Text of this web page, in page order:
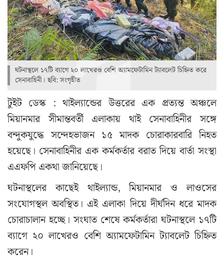
ঘটনাস্থলে ১৭টি ব্যাগে ২০ লাখেরও বেশি অ্যামফেটামিন ট্যাবলেট চিহ্নিত করে
সেনাবাহিনী। ছবি: সংগৃহীত
টুইট ডেস্ক : থাইল্যান্ডের উত্তরের এক প্রত্যন্ত অঞ্চলে
মিয়ানমার সীমান্তবর্তী এলাকায় থাই সেনাবাহিনীর সঙ্গে
বন্দুকযুদ্ধে সন্দেহভাজন ১৫ মাদক চোরাকারবারি নিহত
হয়েছে। সেনাবাহিনীর এক কর্মকর্তার বরাত দিয়ে বার্তা সংস্থা
এএফপি একথা জানিয়েছে।
ঘটনাস্থলের কাছেই থাইল্যান্ড, মিয়ানমার ও লাওসের
সংযোগস্থল অবস্থিত। এই এলাকা দিয়ে দীর্ঘদিন ধরে মাদক
চোরাচালান হচ্ছে। সংঘাত শেষে কর্মকর্তারা ঘটনাস্থলে ১৭টি
ব্যাগে ২০ লাখেরও বেশি অ্যামফেটামিন ট্যাবলেট চিহ্নিত
করেন।